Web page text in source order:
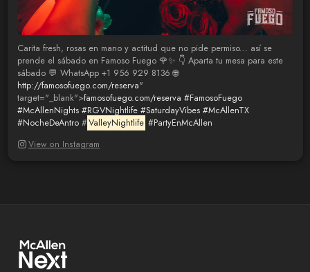
Carita fresh, rosas en mano y actitud que no pide permiso... así se
prende el sábado en Famoso Fuego 🌹✨ 👇 Aparta tu mesa para este
sábado 💬 WhatsApp +1 956 929 8136 🌐
http://famosofuego.com/reserva"
target="_blank">famosofuego.com/reserva #FamosoFuego
#McAllenNights #RGVNightlife #SaturdayVibes #McAllenTX
#NocheDeAntro#ValleyNightlife #PartyEnMcAllen
View on Instagram